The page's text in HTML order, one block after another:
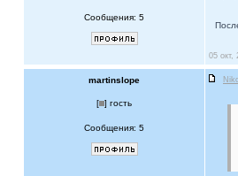
Сообщения: 5
05 окт,
martinslope
[ ] гость
Сообщения: 5